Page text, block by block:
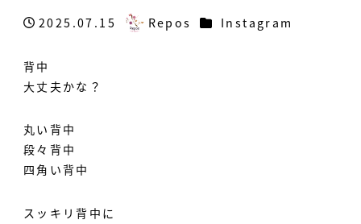
投稿日
2025.07.15
著
Repos カテゴリー
Instagram
背中
大丈夫かな？
丸い背中
段々背中
四角い背中
スッキリ背中に